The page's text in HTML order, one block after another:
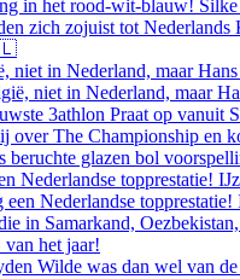
niet in Nederland, maar
Nederlandse topprestatie!
Wilde was dan wel van de